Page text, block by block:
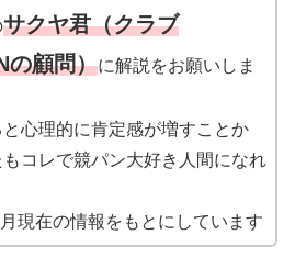
サクヤ君（クラブ
の顧問）に解説をお願いしま
心理的に肯定感が増すことか
もコレで競パン大好き人間になれ
現在の情報をもとにしています